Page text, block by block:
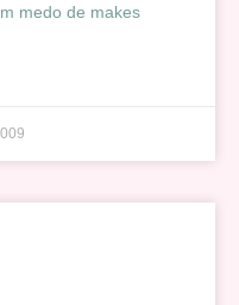
medo de makes